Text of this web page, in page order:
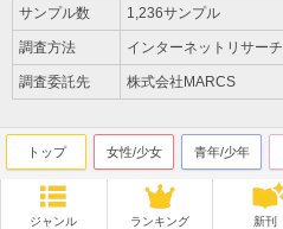
サンプル数 1,236サンプル
調査方法 インターネットリサーチ
調査委託先 株式会社MARCS
トップ 女性/少女 青年/少年
ジャンル ランキング 新刊